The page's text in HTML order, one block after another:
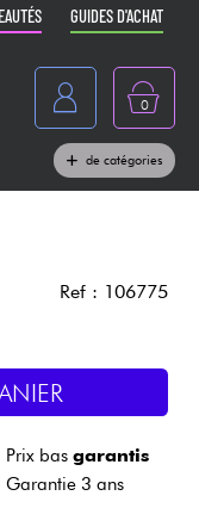
GUIDES D'ACHAT
0
de catégories
Ref : 106775
Prix bas garantis
Garantie 3 ans